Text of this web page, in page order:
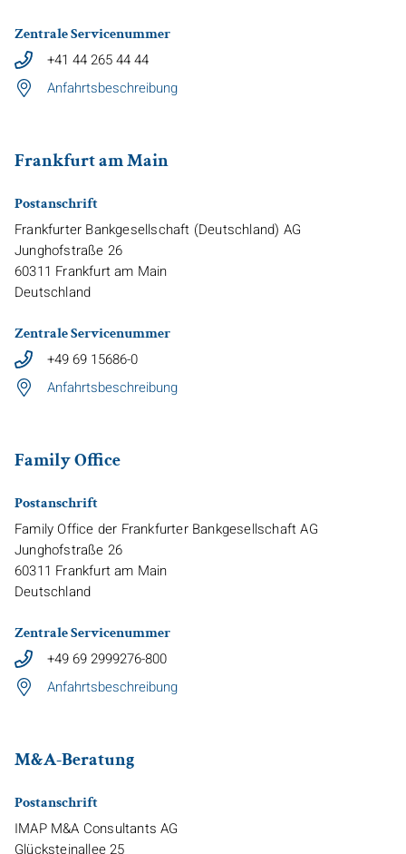
Zentrale Servicenummer
+41 44 265 44 44
Anfahrtsbeschreibung
Frankfurt am Main
Postanschrift
Frankfurter Bankgesellschaft (Deutschland) AG
Junghofstraße 26
60311 Frankfurt am Main
Deutschland
Zentrale Servicenummer
+49 69 15686-0
Anfahrtsbeschreibung
Family Office
Postanschrift
Family Office der Frankfurter Bankgesellschaft AG
Junghofstraße 26
60311 Frankfurt am Main
Deutschland
Zentrale Servicenummer
+49 69 2999276-800
Anfahrtsbeschreibung
M&A-Beratung
Postanschrift
IMAP M&A Consultants AG
Glücksteinallee 25